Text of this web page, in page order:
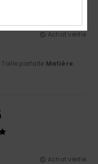
Achat vérifié
Taille parfaite Matière:
Achat vérifié